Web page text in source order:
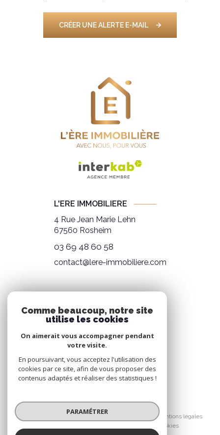
CRÉER UNE ALERTE E-MAIL
L'ERE IMMOBILIERE
4 Rue Jean Marie Lehn
67560 Rosheim
03 69 48 60 58
contact@lere-immobiliere.com
NOUS SUIVRE
© 2026 | Tous droits réservés
Mentions légales
Cookies
Comme beaucoup, notre site
utilise les cookies
On aimerait vous accompagner pendant
votre visite.
En poursuivant, vous acceptez l'utilisation des
cookies par ce site, afin de vous proposer des
contenus adaptés et réaliser des statistiques !
PARAMÉTRER